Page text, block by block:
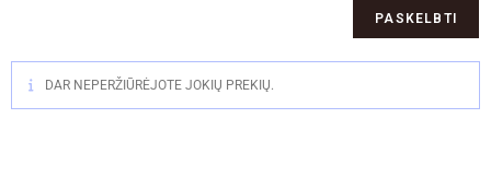
DAR NEPERŽIŪRĖJOTE JOKIŲ PREKIŲ.